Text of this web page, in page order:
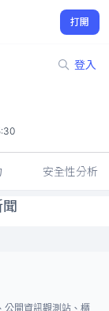
打開
登入
安全性分析
公開資訊觀測站、櫃